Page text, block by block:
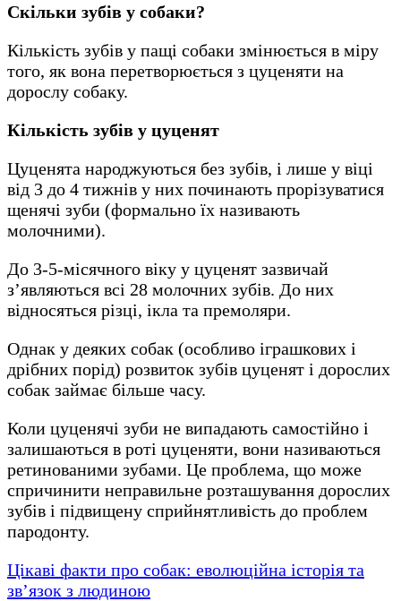
Скільки зубів у собаки?
Кількість зубів у пащі собаки змінюється в міру
того, як вона перетворюється з цуценяти на
дорослу собаку.
Кількість зубів у цуценят
Цуценята народжуються без зубів, і лише у віці
від 3 до 4 тижнів у них починають прорізуватися
щенячі зуби (формально їх називають
молочними).
До 3-5-місячного віку у цуценят зазвичай
з’являються всі 28 молочних зубів. До них
відносяться різці, ікла та премоляри.
Однак у деяких собак (особливо іграшкових і
дрібних порід) розвиток зубів цуценят і дорослих
собак займає більше часу.
Коли цуценячі зуби не випадають самостійно і
залишаються в роті цуценяти, вони називаються
ретинованими зубами. Це проблема, що може
спричинити неправильне розташування дорослих
зубів і підвищену сприйнятливість до проблем
пародонту.
Цікаві факти про собак: еволюційна історія та
зв’язок з людиною